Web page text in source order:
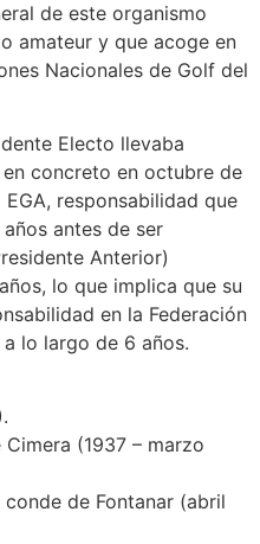
de este organismo
amateur y que acoge en
Nacionales de Golf del
Electo llevaba
concreto en octubre de
responsabilidad que
antes de ser
Anterior)
lo que implica que su
en la Federación
lo largo de 6 años.
(1937 – marzo
de Fontanar (abril